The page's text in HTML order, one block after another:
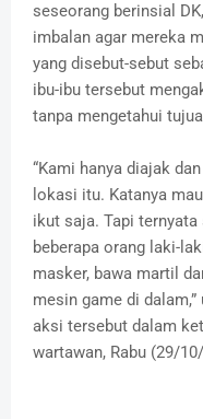
seseorang berinsial
imbalan agar mereka
yang disebut-sebut
ibu-ibu tersebut
tanpa mengetahui
“Kami hanya diajak
lokasi itu. Katanya
ikut saja. Tapi
beberapa orang laki-
masker, bawa martil
mesin game di
aksi tersebut dalam
wartawan, Rabu (29/